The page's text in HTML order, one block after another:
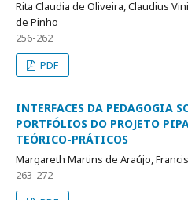
Rita Claudia de Oliveira, Claudius
de Pinho
256-262
PDF
INTERFACES DA PEDAGOGIA
PORTFÓLIOS DO PROJETO
TEÓRICO-PRÁTICOS
Margareth Martins de Araújo,
263-272